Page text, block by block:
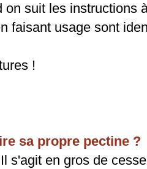
on suit les instructions
faisant usage sont
!
sa propre pectine ?
s'agit en gros de